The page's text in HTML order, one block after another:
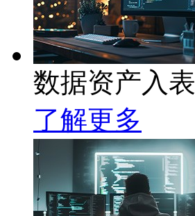
数据资产入表
了解更多